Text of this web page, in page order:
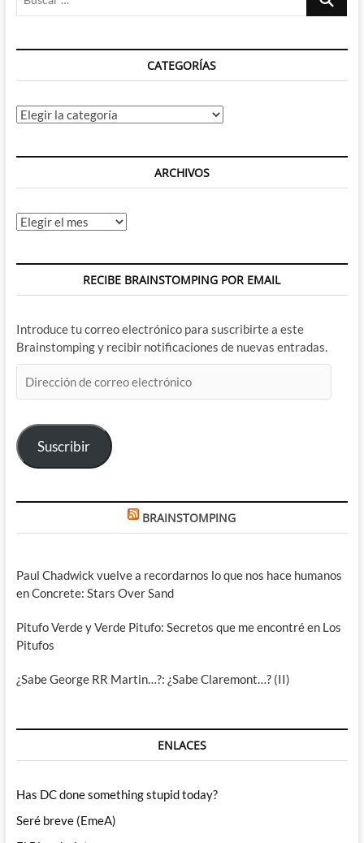
CATEGORÍAS
Categorías
ARCHIVOS
Archivos
RECIBE BRAINSTOMPING POR EMAIL
Introduce tu correo electrónico para suscribirte a este
Brainstomping y recibir notificaciones de nuevas entradas.
de
electrónico
Suscribir
BRAINSTOMPING
Paul Chadwick vuelve a recordarnos lo que nos hace humanos
en Concrete: Stars Over Sand
Pitufo Verde y Verde Pitufo: Secretos que me encontré en Los
Pitufos
¿Sabe George RR Martin…?: ¿Sabe Claremont…? (II)
ENLACES
Has DC done something stupid today?
Seré breve (EmeA)